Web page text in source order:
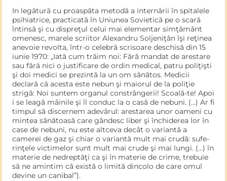
In legătură cu proaspăta metodă a internării în spitalele
psihi­atrice, practicată în Uniunea Sovietică pe o scară
întinsă şi cu dis­preţul celui mai elementar simţământ
omenesc, marele scriitor Alexandru Soljeniţân îşi reţinea
anevoie revolta, într-o celebră scrisoare deschisă din 15
iunie 1970: „Iată cum trăim noi: Fără mandat de arestare
sau fără nici o justificare de ordin medical, patru poliţişti
şi doi medici se prezintă la un om sănătos. Medicii
declară că acesta este nebun şi maiorul de la poliţie
strigă: Noi sun­tem organul constrângerii! Scoală-te! Apoi
i se leagă mâinile şi îl conduc la o casă de nebuni. (…) Ar fi
timpul să discernem ade­vărul: arestarea unor oameni cu
mintea sănătoasă care gândesc liber şi închiderea lor în
case de nebuni, nu este altceva decât o variantă a
camerei de gaz şi chiar o variantă mult mai crudă: sufe­
rinţele victimelor sunt mult mai crude şi mai lungi. (…) în
materie de nedreptăţi ca şi în materie de crime, trebuie
să ne amintim că există o limită dincolo de care omul
devine un canibal”).